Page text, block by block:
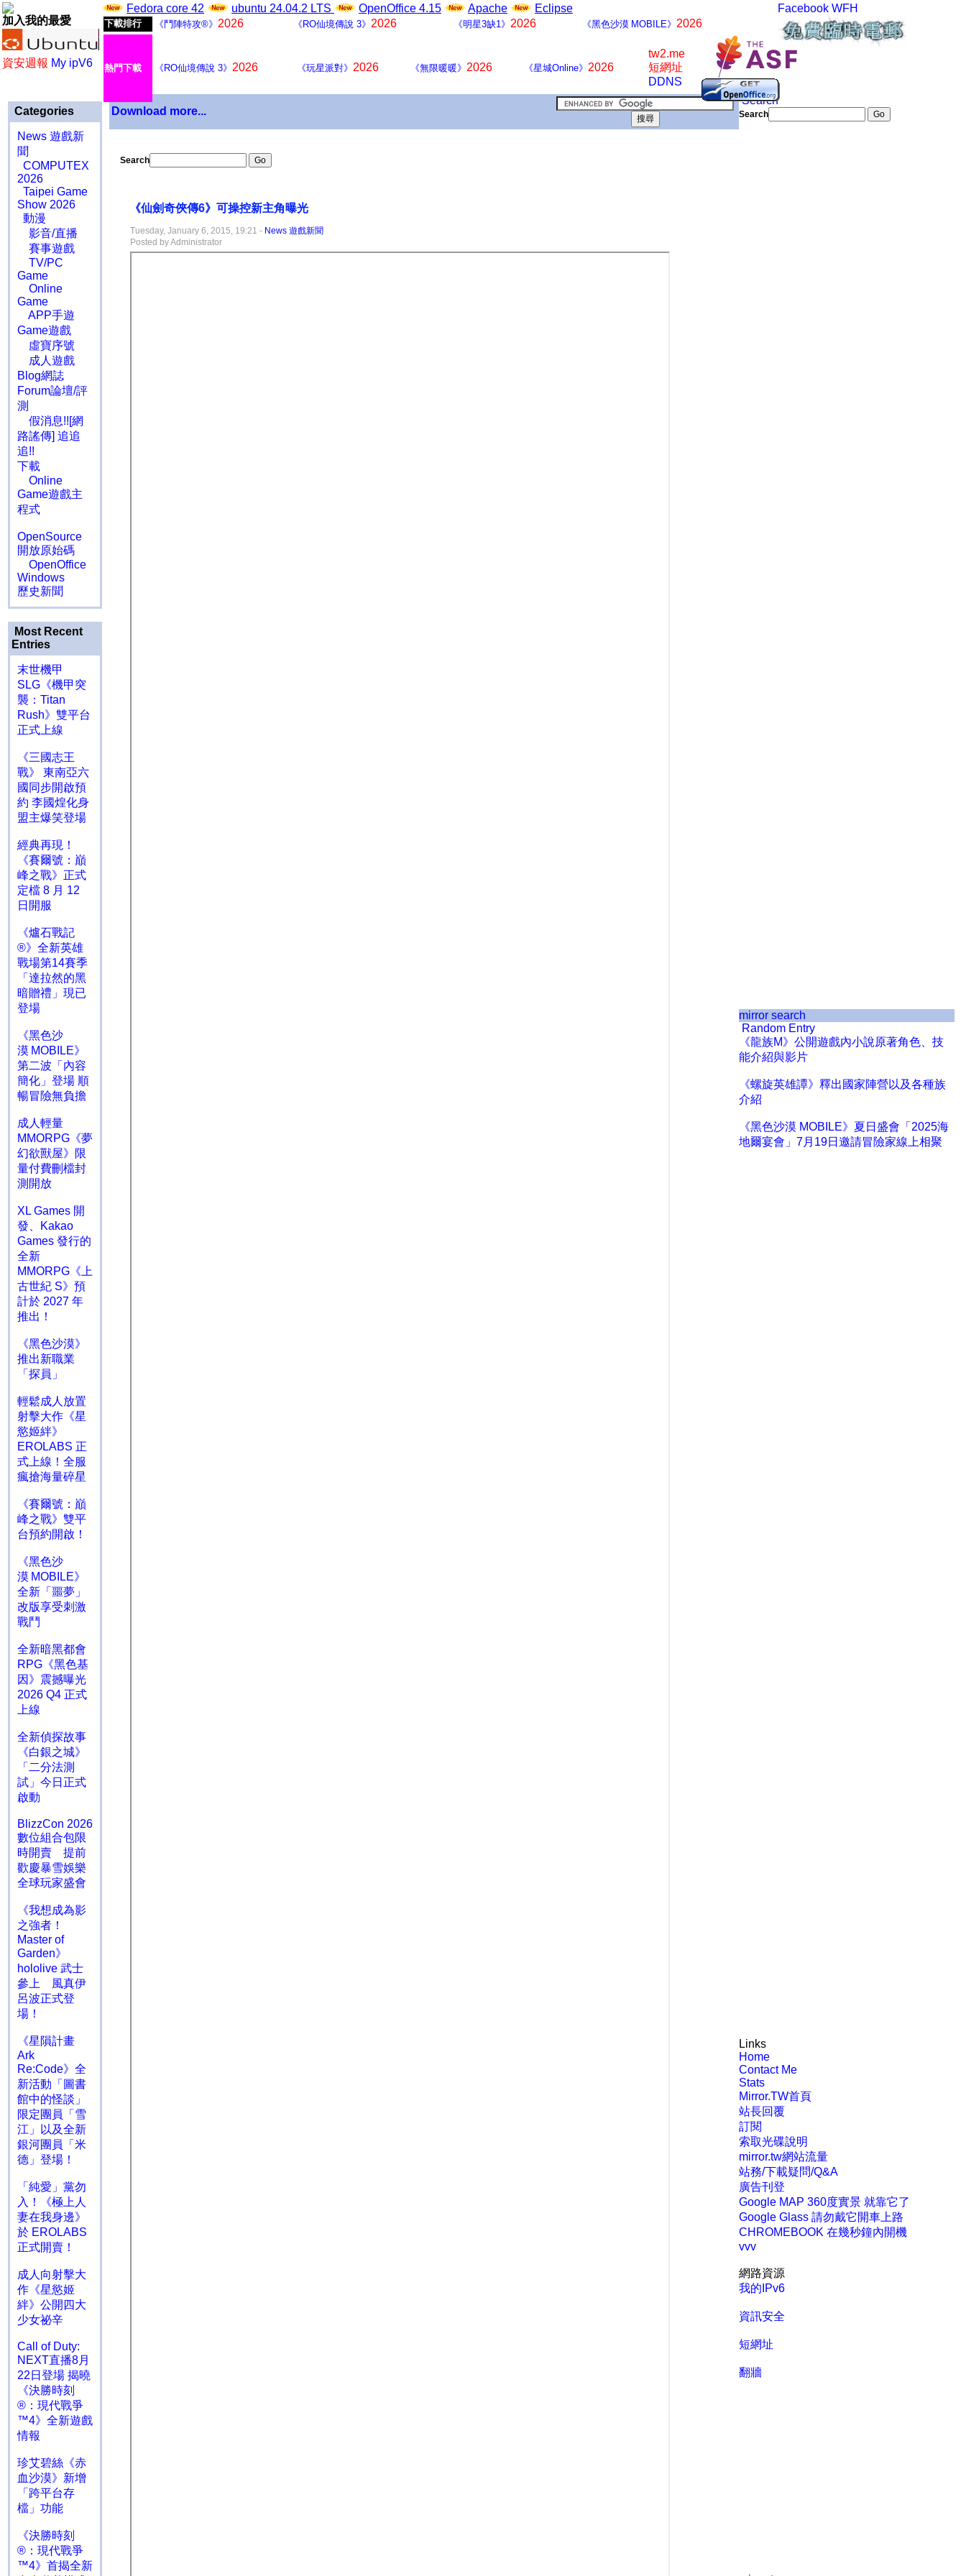
加入我的最愛
資安週報 My ipV6
Fedora core 42 ubuntu 24.04.2 LTS OpenOffice 4.15 Apache Eclipse
下載排行 《鬥陣特攻®》 2026 《RO仙境傳說 3》 2026 《明星3缺1》 2026 《黑色沙漠 MOBILE》 2026
熱門下載 《RO仙境傳說 3》 2026 《玩星派對》 2026 《無限暖暖》 2026 《星城Online》 2026
tw2.me
短網址
DDNS
Facebook WFH
Categories
News 遊戲新
聞
COMPUTEX
2026
Taipei Game
Show 2026
動漫
影音/直播
賽事遊戲
TV/PC
Game
Online
Game
APP手遊
Game遊戲
虛寶序號
成人遊戲
Blog網誌
Forum論壇/評
測
假消息!![網
路謠傳] 追追
追!!
下載
Online
Game遊戲主
程式
OpenSource
開放原始碼
OpenOffice
Windows
歷史新聞
Most Recent
Entries
末世機甲
SLG《機甲突
襲：Titan
Rush》雙平台
正式上線
《三國志王
戰》 東南亞六
國同步開啟預
約 李國煌化身
盟主爆笑登場
經典再現！
《賽爾號：巔
峰之戰》正式
定檔 8 月 12
日開服
《爐石戰記
®》全新英雄
戰場第14賽季
「達拉然的黑
暗贈禮」現已
登場
《黑色沙
漠 MOBILE》
第二波「內容
簡化」登場 順
暢冒險無負擔
成人輕量
MMORPG《夢
幻欲獸屋》限
量付費刪檔封
測開放
XL Games 開
發、Kakao
Games 發行的
全新
MMORPG《上
古世紀 S》預
計於 2027 年
推出！
《黑色沙漠》
推出新職業
「探員」
輕鬆成人放置
射擊大作《星
慾姬絆》
EROLABS 正
式上線！全服
瘋搶海量碎星
《賽爾號：巔
峰之戰》雙平
台預約開啟！
《黑色沙
漠 MOBILE》
全新「噩夢」
改版享受刺激
戰鬥
全新暗黑都會
RPG《黑色基
因》震撼曝光
2026 Q4 正式
上線
全新偵探故事
《白銀之城》
「二分法測
試」今日正式
啟動
BlizzCon 2026
數位組合包限
時開賣 提前
歡慶暴雪娛樂
全球玩家盛會
《我想成為影
之強者！
Master of
Garden》
hololive 武士
參上 風真伊
呂波正式登
場！
《星隕計畫
Ark
Re:Code》全
新活動「圖書
館中的怪談」
限定團員「雪
江」以及全新
銀河團員「米
德」登場！
「純愛」黨勿
入！《極上人
妻在我身邊》
於 EROLABS
正式開賣！
成人向射擊大
作《星慾姬
絆》公開四大
少女祕辛
Call of Duty:
NEXT直播8月
22日登場 揭曉
《決勝時刻
®：現代戰爭
™4》全新遊戲
情報
珍艾碧絲《赤
血沙漠》新增
「跨平台存
檔」功能
《決勝時刻
®：現代戰爭
™4》首揭全新
Download more...
Search
《仙劍奇俠傳6》可操控新主角曝光
Tuesday, January 6, 2015, 19:21 - News 遊戲新聞
Posted by Administrator
Search
Search
mirror search
Random Entry
《龍族M》公開遊戲內小說原著角色、技
能介紹與影片
《螺旋英雄譚》釋出國家陣營以及各種族
介紹
《黑色沙漠 MOBILE》夏日盛會「2025海
地爾宴會」7月19日邀請冒險家線上相聚
Links
Home
Contact Me
Stats
Mirror.TW首頁
站長回覆
訂閱
索取光碟說明
mirror.tw網站流量
站務/下載疑問/Q&A
廣告刊登
Google MAP 360度實景 就靠它了
Google Glass 請勿戴它開車上路
CHROMEBOOK 在幾秒鐘內開機
vvv
網路資源
我的IPv6
資訊安全
短網址
翻牆